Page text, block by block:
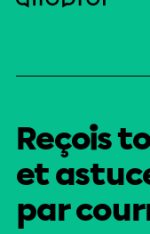
Reçois
et
par